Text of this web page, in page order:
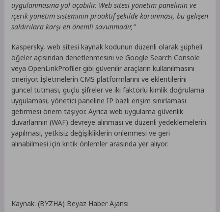
uygulanmasına yol açabilir. Web sitesi yönetim panelinin ve
içerik yönetim sisteminin proaktif şekilde korunması, bu gelişen
saldırılara karşı en önemli savunmadır,”
Kaspersky, web sitesi kaynak kodunun düzenli olarak şüpheli
öğeler açısından denetlenmesini ve Google Search Console
veya OpenLinkProfiler gibi güvenilir araçların kullanılmasını
öneriyor. İşletmelerin CMS platformlarını ve eklentilerini
güncel tutması, güçlü şifreler ve iki faktörlü kimlik doğrulama
uygulaması, yönetici paneline IP bazlı erişim sınırlaması
getirmesi önem taşıyor. Ayrıca web uygulama güvenlik
duvarlarının (WAF) devreye alınması ve düzenli yedeklemelerin
yapılması, yetkisiz değişikliklerin önlenmesi ve geri
alınabilmesi için kritik önlemler arasında yer alıyor.
Kaynak: (BYZHA) Beyaz Haber Ajansı